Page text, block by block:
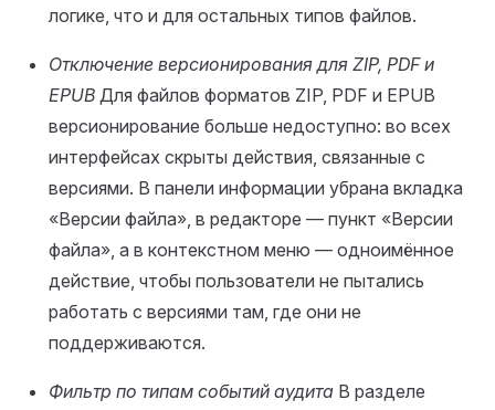
логике, что и для остальных типов файлов.
Отключение версионирования для ZIP, PDF и
EPUB Для файлов форматов ZIP, PDF и EPUB
версионирование больше недоступно: во всех
интерфейсах скрыты действия, связанные с
версиями. В панели информации убрана вкладка
«Версии файла», в редакторе — пункт «Версии
файла», а в контекстном меню — одноимённое
действие, чтобы пользователи не пытались
работать с версиями там, где они не
поддерживаются.
Фильтр по типам событий аудита В разделе